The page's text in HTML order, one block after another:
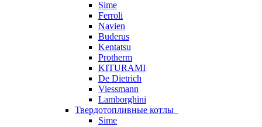
Sime
Ferroli
Navien
Buderus
Kentatsu
Protherm
KITURAMI
De Dietrich
Viessmann
Lamborghini
Твердотопливные котлы
Sime